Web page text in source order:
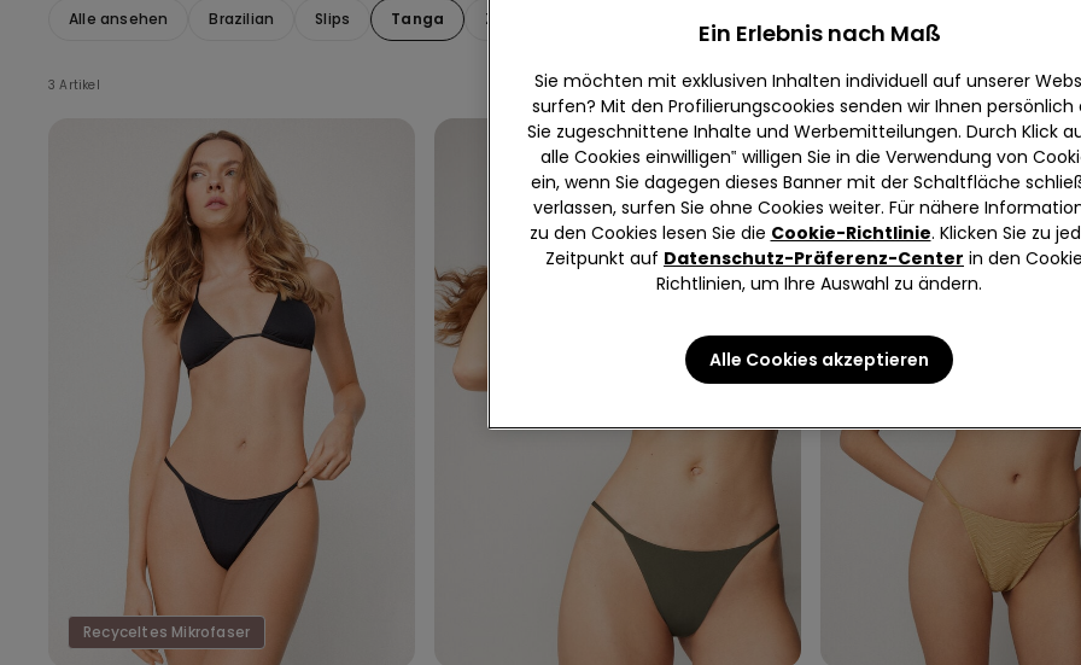
Alle ansehen Brazilian Slips Tanga Zum Binden
3 Artikel
Recyceltes Mikrofaser
Ein Erlebnis nach Maß
Sie möchten mit exklusiven Inhalten individuell auf unserer
surfen? Mit den Profilierungscookies senden wir Ihnen persönlich
Sie zugeschnittene Inhalte und Werbemitteilungen. Durch Klick
alle Cookies einwilligen‟ willigen Sie in die Verwendung von
ein, wenn Sie dagegen dieses Banner mit der Schaltfläche
verlassen, surfen Sie ohne Cookies weiter. Für nähere
zu den Cookies lesen Sie die Cookie-Richtlinie. Klicken Sie zu
Zeitpunkt auf Datenschutz-Präferenz-Center in den
Richtlinien, um Ihre Auswahl zu ändern.
Alle Cookies akzeptieren